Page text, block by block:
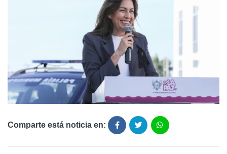
Comparte está noticia en: